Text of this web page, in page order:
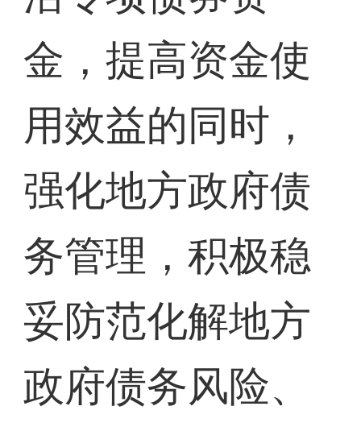
金，提高资金使
用效益的同时，
强化地方政府债
务管理，积极稳
妥防范化解地方
政府债务风险、